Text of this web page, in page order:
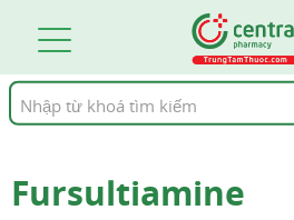
Tìm
kiếm
Fursultiamine